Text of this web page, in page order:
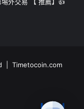
| Timetocoin.com